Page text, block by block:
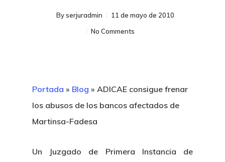
Byserjuradmin
11 de mayo de 2010
No Comments
Portada » Blog » ADICAE consigue frenar
los abusos de los bancos afectados de
Martinsa-Fadesa
Un Juzgado de Primera Instancia de